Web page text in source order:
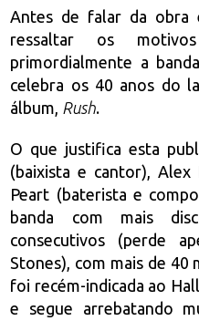
Antes de falar da obra
ressaltar os
primordialmente a
celebra os 40 anos do
álbum, Rush.
O que justifica esta
(baixista e cantor),
Peart (baterista e
banda com mais
consecutivos (perde
Stones), com mais de 40
foi recém-indicada ao
e segue arrebatando